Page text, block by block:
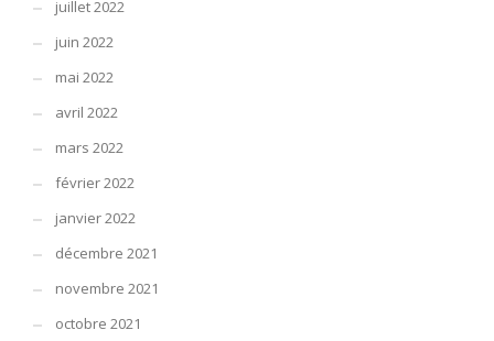
juillet 2022
juin 2022
mai 2022
avril 2022
mars 2022
février 2022
janvier 2022
décembre 2021
novembre 2021
octobre 2021